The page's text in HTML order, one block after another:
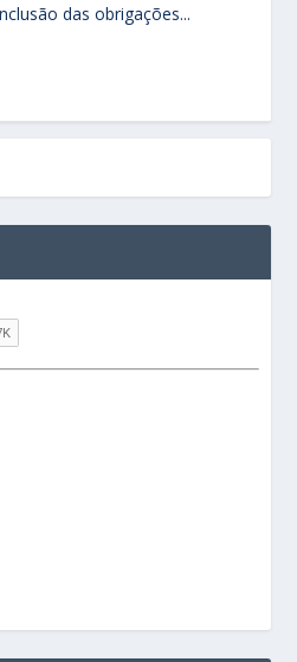
das obrigações...